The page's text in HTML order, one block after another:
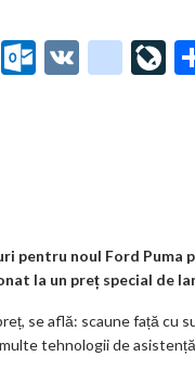
Pi O
m
V
g
o
o
k
Li
pentru noul Ford Puma
la un preț special de
se află: scaune față cu
tehnologii de